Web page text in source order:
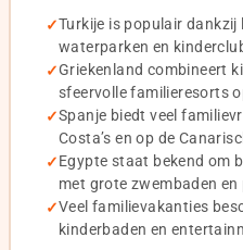
Turkije is populair
waterparken en
Griekenland combineert
sfeervolle familieresorts
Spanje biedt veel
Costa’s en op de
Egypte staat bekend om
met grote zwembaden
Veel familievakanties
kinderbaden en